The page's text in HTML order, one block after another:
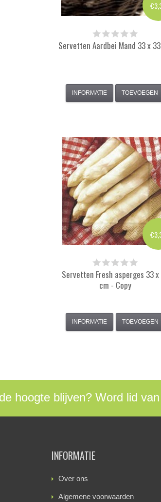
Servetten Aardbei Mand 33 x
INFORMATIE TOEVOEGEN
Servetten Fresh asperges 33
cm - Copy
INFORMATIE TOEVOEGEN
hoogte blijven? Word lid
INFORMATIE
Over ons
Algemene voorwaarden